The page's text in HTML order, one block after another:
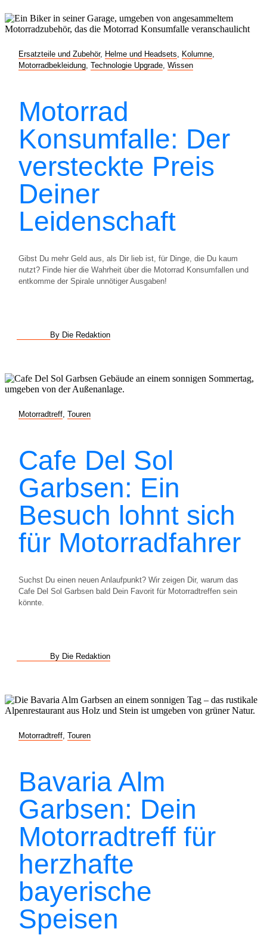
Ersatzteile und Zubehör, Helme und Headsets Kolumne
Motorradbekleidung Technologie Upgrade Wissen
Motorrad
Konsumfalle: Der
versteckte Preis
Deiner
Leidenschaft
Gibst Du mehr Geld aus, als Dir lieb ist, für Dinge, die Du kaum
nutzt? Finde hier die Wahrheit über die Motorrad Konsumfallen und
entkomme der Spirale unnötiger Ausgaben!
By Die Redaktion
Motorradtreff Touren
Cafe Del Sol
Garbsen: Ein
Besuch lohnt sich
für Motorradfahrer
Suchst Du einen neuen Anlaufpunkt? Wir zeigen Dir, warum das
Cafe Del Sol Garbsen bald Dein Favorit für Motorradtreffen sein
könnte.
By Die Redaktion
Motorradtreff Touren
Bavaria Alm
Garbsen: Dein
Motorradtreff für
herzhafte
bayerische
Speisen